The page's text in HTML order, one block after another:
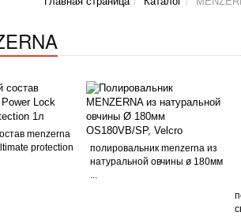
menzerna
protection
полировальник menzerna из
натуральной овчины ø 180мм
...